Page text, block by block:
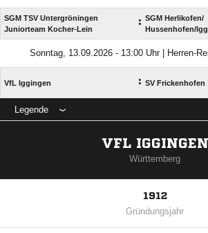
SGM TSV Untergröningen
Juniorteam Kocher-Lein
: SGM Herlikofen/​
Hussenhofen/​
Sonntag, 13.09.2026 - 13:00 Uhr | Herren-
VfL Iggingen : SV Frickenhofen
Legende
VFL IGGINGEN
Württemberg
1912
Gründungsjahr